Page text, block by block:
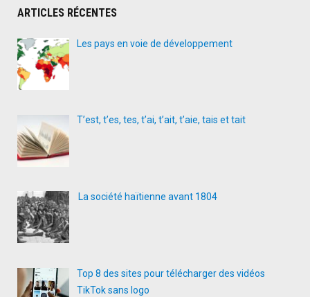
ARTICLES RÉCENTES
Les pays en voie de développement
T’est, t’es, tes, t’ai, t’ait, t’aie, tais et tait
La société haïtienne avant 1804
Top 8 des sites pour télécharger des vidéos
TikTok sans logo